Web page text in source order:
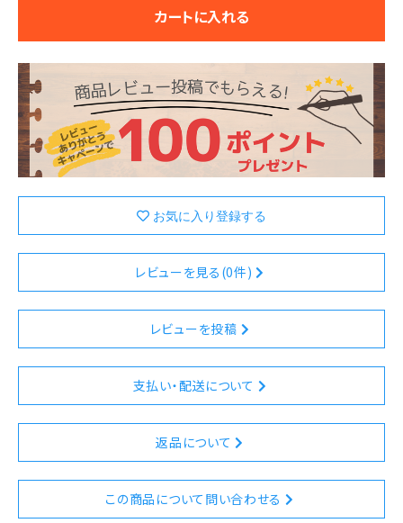
カートに入れる
レビューを見る(0件)
レビューを投稿
支払い・配送について
返品について
この商品について問い合わせる